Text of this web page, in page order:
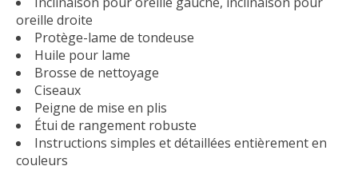
oreille droite
Protège-lame de tondeuse
Huile pour lame
Brosse de nettoyage
Ciseaux
Peigne de mise en plis
Étui de rangement robuste
Instructions simples et détaillées entièrement en
couleurs